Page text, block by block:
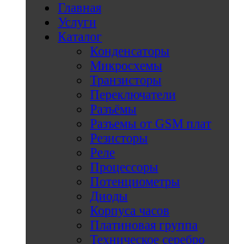
Главная
Услуги
Каталог
Конденсаторы
Микросхемы
Транзисторы
Переключатели
Разъёмы
Разъемы от GSM плат
Резисторы
Реле
Процессоры
Потенциометры
Диоды
Корпуса часов
Платиновая группа
Техническое серебро